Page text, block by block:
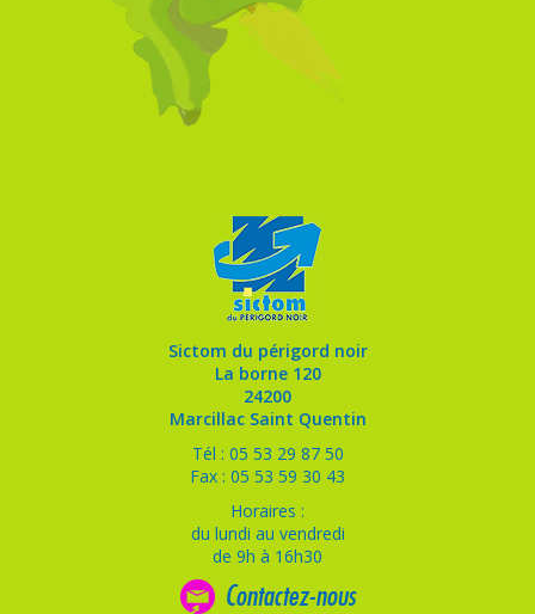
Sictom du périgord noir
La borne 120
24200
Marcillac Saint Quentin
Tél : 05 53 29 87 50
Fax : 05 53 59 30 43
Horaires :
du lundi au vendredi
de 9h à 16h30
Contactez-nous